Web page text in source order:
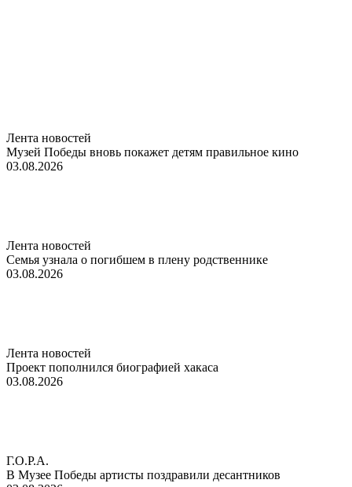
Лента новостей
Музей Победы вновь покажет детям правильное кино
03.08.2026
Лента новостей
Семья узнала о погибшем в плену родственнике
03.08.2026
Лента новостей
Проект пополнился биографией хакаса
03.08.2026
Г.О.Р.А.
В Музее Победы артисты поздравили десантников